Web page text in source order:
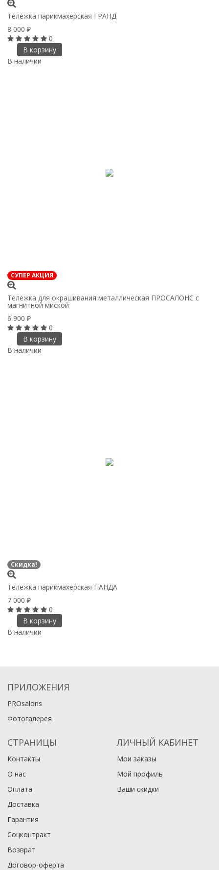
Тележка парикмахерская ГРАНД
8 000 ₽
0
В корзину
В наличии
СУПЕР АКЦИЯ
Тележка для окрашивания металлическая ПРОСАЛОНС с
магнитной миской
6 900 ₽
0
В корзину
В наличии
Скидка!
Тележка парикмахерская ПАНДА
7 000 ₽
0
В корзину
В наличии
ПРИЛОЖЕНИЯ
PROsalons
Фотогалерея
СТРАНИЦЫ
Контакты
О нас
Оплата
Доставка
Гарантия
Соцконтракт
Возврат
Договор-оферта
ЛИЧНЫЙ КАБИНЕТ
Мои заказы
Мой профиль
Ваши скидки